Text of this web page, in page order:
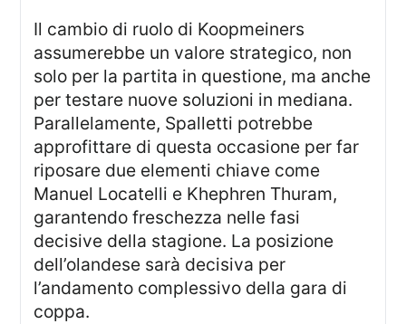
Il cambio di ruolo di Koopmeiners
assumerebbe un valore strategico, non
solo per la partita in questione, ma anche
per testare nuove soluzioni in mediana.
Parallelamente, Spalletti potrebbe
approfittare di questa occasione per far
riposare due elementi chiave come
Manuel Locatelli e Khephren Thuram,
garantendo freschezza nelle fasi
decisive della stagione. La posizione
dell’olandese sarà decisiva per
l’andamento complessivo della gara di
coppa.